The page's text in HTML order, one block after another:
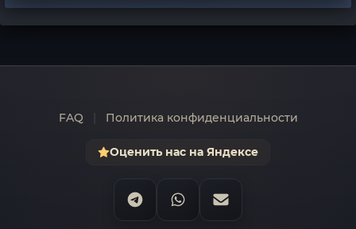
FAQ Политика конфиденциальности
Оценить нас на Яндексе